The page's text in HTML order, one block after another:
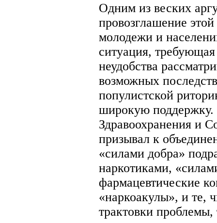
Одним из веских
провозглашение
молодежи и
ситуация,
неудобства
возможных
популистской
широкую поддержку.
Здравоохранения и
призывал к
«силами добра»
наркотиками,
фармацевтические
«наркоакулы», и те,
трактовки